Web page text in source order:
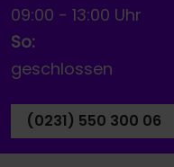
09:00 - 13:00 Uhr
So:
geschlossen
(0231) 550 300 06